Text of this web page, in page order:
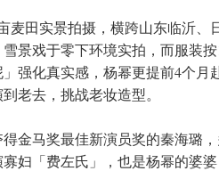
麦田实景拍摄，横跨山东临沂、
景戏于零下环境实拍，而服装
强化真实感，杨幂更提前4个月
老去，挑战老妆造型。
金马奖最佳新演员奖的秦海璐
妇「费左氏」，也是杨幂的婆